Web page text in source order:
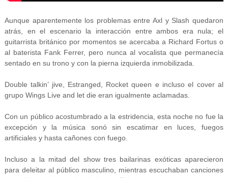
Aunque aparentemente los problemas entre Axl y Slash quedaron
atrás, en el escenario la interacción entre ambos era nula; el
guitarrista británico por momentos se acercaba a Richard Fortus o
al baterista Fank Ferrer, pero nunca al vocalista que permanecía
sentado en su trono y con la pierna izquierda inmobilizada.
Double talkin’ jive, Estranged, Rocket queen e incluso el cover al
grupo Wings Live and let die eran igualmente aclamadas.
Con un público acostumbrado a la estridencia, esta noche no fue la
excepción y la música sonó sin escatimar en luces, fuegos
artificiales y hasta cañones con fuego.
Incluso a la mitad del show tres bailarinas exóticas aparecieron
para deleitar al público masculino, mientras escuchaban canciones